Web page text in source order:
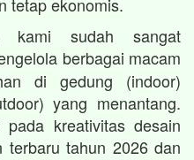
tetap ekonomis.
kami sudah sangat
berbagai macam
di gedung (indoor)
yang menantang.
kreativitas desain
terbaru tahun 2026 dan